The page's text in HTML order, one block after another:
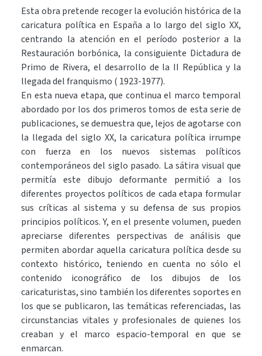
Esta obra pretende recoger la evolución histórica de la
caricatura política en España a lo largo del siglo XX,
centrando la atención en el período posterior a la
Restauración borbónica, la consiguiente Dictadura de
Primo de Rivera, el desarrollo de la II República y la
llegada del franquismo ( 1923-1977).
En esta nueva etapa, que continua el marco temporal
abordado por los dos primeros tomos de esta serie de
publicaciones, se demuestra que, lejos de agotarse con
la llegada del siglo XX, la caricatura política irrumpe
con fuerza en los nuevos sistemas políticos
contemporáneos del siglo pasado. La sátira visual que
permitía este dibujo deformante permitió a los
diferentes proyectos políticos de cada etapa formular
sus críticas al sistema y su defensa de sus propios
principios políticos. Y, en el presente volumen, pueden
apreciarse diferentes perspectivas de análisis que
permiten abordar aquella caricatura política desde su
contexto histórico, teniendo en cuenta no sólo el
contenido iconográfico de los dibujos de los
caricaturistas, sino también los diferentes soportes en
los que se publicaron, las temáticas referenciadas, las
circunstancias vitales y profesionales de quienes los
creaban y el marco espacio-temporal en que se
enmarcan.